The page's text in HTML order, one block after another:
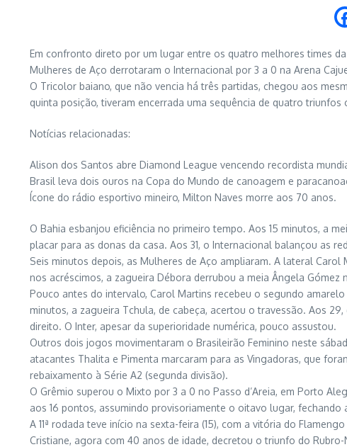
Em confronto direto por um lugar entre os quatro melhores times
Mulheres de Aço derrotaram o Internacional por 3 a 0 na Arena
O Tricolor baiano, que não vencia há três partidas, chegou aos
quinta posição, tiveram encerrada uma sequência de quatro triunfos
Notícias relacionadas:
Alison dos Santos abre Diamond League vencendo recordista
Brasil leva dois ouros na Copa do Mundo de canoagem e
Ícone do rádio esportivo mineiro, Milton Naves morre aos 70 anos.
O Bahia esbanjou eficiência no primeiro tempo. Aos 15 minutos, a
placar para as donas da casa. Aos 31, o Internacional balançou as
Seis minutos depois, as Mulheres de Aço ampliaram. A lateral
nos acréscimos, a zagueira Débora derrubou a meia Ângela Gómez
Pouco antes do intervalo, Carol Martins recebeu o segundo
minutos, a zagueira Tchula, de cabeça, acertou o travessão. Aos
direito. O Inter, apesar da superioridade numérica, pouco assustou.
Outros dois jogos movimentaram o Brasileirão Feminino neste
atacantes Thalita e Pimenta marcaram para as Vingadoras, que
rebaixamento à Série A2 (segunda divisão).
O Grêmio superou o Mixto por 3 a 0 no Passo d’Areia, em Porto
aos 16 pontos, assumindo provisoriamente o oitavo lugar,
A 11ª rodada teve início na sexta-feira (15), com a vitória do
Cristiane, agora com 40 anos de idade, decretou o triunfo do